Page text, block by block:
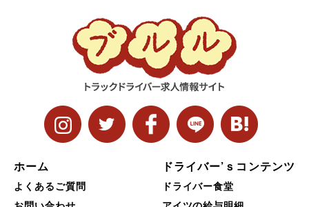
ホーム
よくあるご質問
ドライバー’ｓコンテンツ
ドライバー食堂